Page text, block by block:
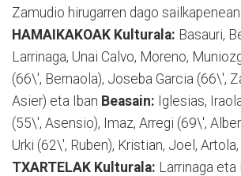
Zamudio hirugarren dago sailkapenean.
HAMAIKAKOAK Kulturala: Basauri,
Larrinaga, Unai Calvo, Moreno,
(66\', Bernaola), Joseba Garcia (66\',
Asier) eta Iban Beasain: Iglesias,
(55\', Asensio), Imaz, Arregi (69\',
Urki (62\', Ruben), Kristian, Joel,
TXARTELAK Kulturala: Larrinaga eta